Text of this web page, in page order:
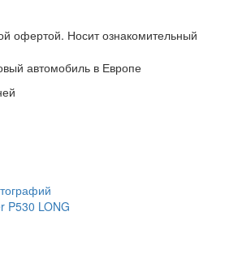
офертой. Носит ознакомительный
автомобиль в Европе
P530 LONG